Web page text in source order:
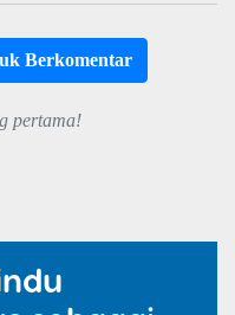
Berkomentar
pertama!